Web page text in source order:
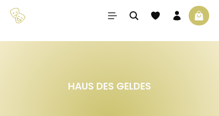
Zum Hauptinhalt springen Du hast 0 Produkte
HAUS DES GELDES